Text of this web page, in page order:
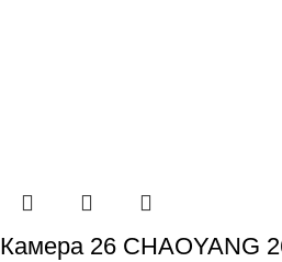
Камера 26 CHAOYANG